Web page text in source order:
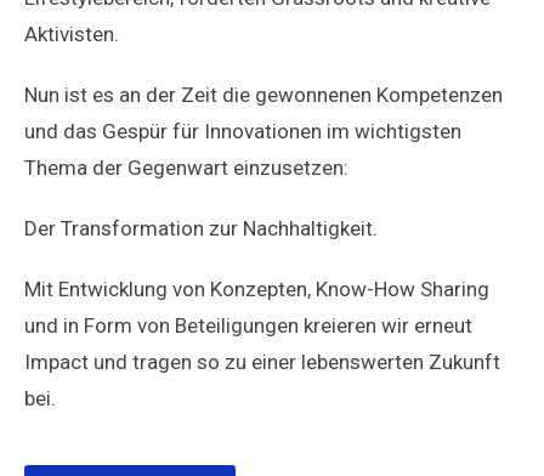
Aktivisten.
Nun ist es an der Zeit die gewonnenen Kompetenzen
und das Gespür für Innovationen im wichtigsten
Thema der Gegenwart einzusetzen:
Der Transformation zur Nachhaltigkeit.
Mit Entwicklung von Konzepten, Know-How Sharing
und in Form von Beteiligungen kreieren wir erneut
Impact und tragen so zu einer lebenswerten Zukunft
bei.